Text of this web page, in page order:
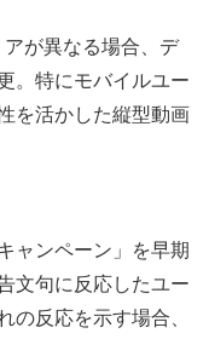
が異なる場合、デ
。特にモバイルユー
を活かした縦型動画
ャンペーン」を早期
文句に反応したユー
の反応を示す場合、